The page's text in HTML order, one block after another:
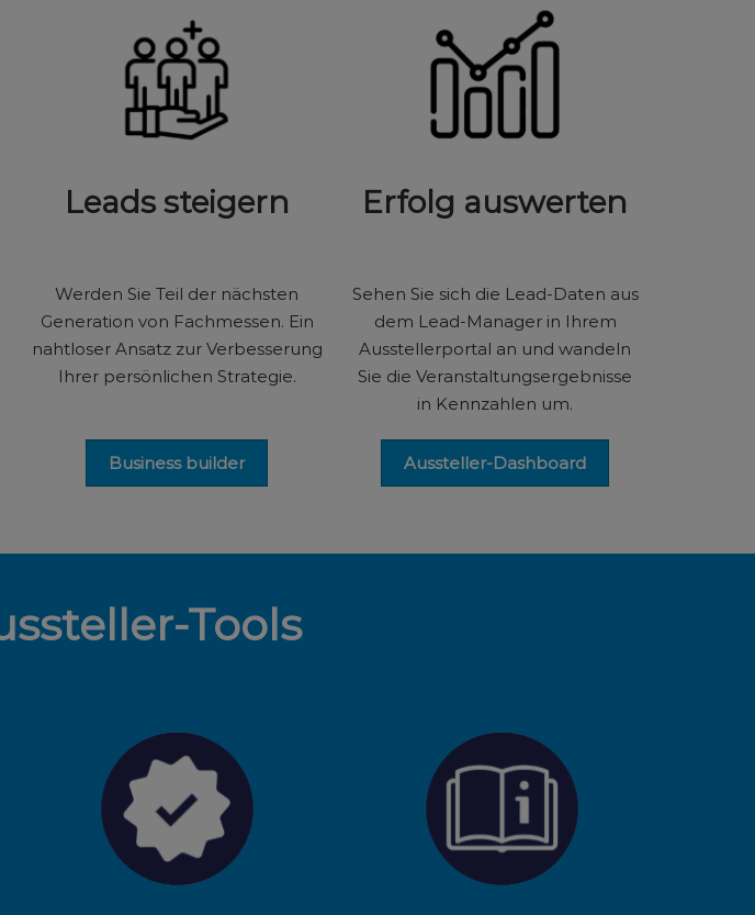
Leads steigern
Werden Sie Teil der nächsten
Generation von Fachmessen. Ein
nahtloser Ansatz zur Verbesserung
Ihrer persönlichen Strategie.
Business builder
Erfolg auswerten
Sehen Sie sich die Lead-Daten aus
dem Lead-Manager in Ihrem
Ausstellerportal an und wandeln
Sie die Veranstaltungsergebnisse
in Kennzahlen um.
Aussteller-Dashboard
Tools